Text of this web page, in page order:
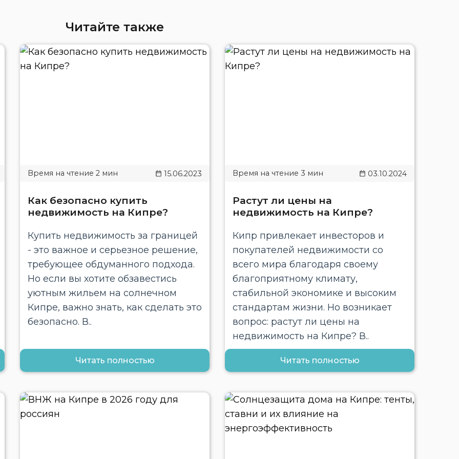
Читайте также
15.06.2023
Как безопасно купить
недвижимость на Кипре?
Купить недвижимость за границей
- это важное и серьезное решение,
требующее обдуманного подхода.
Но если вы хотите обзавестись
уютным жильем на солнечном
Кипре, важно знать, как сделать это
безопасно. В..
Читать полностью
03.10.2024
Растут ли цены на
недвижимость на Кипре?
Кипр привлекает инвесторов и
покупателей недвижимости со
всего мира благодаря своему
благоприятному климату,
стабильной экономике и высоким
стандартам жизни. Но возникает
вопрос: растут ли цены на
недвижимость на Кипре? В..
Читать полностью